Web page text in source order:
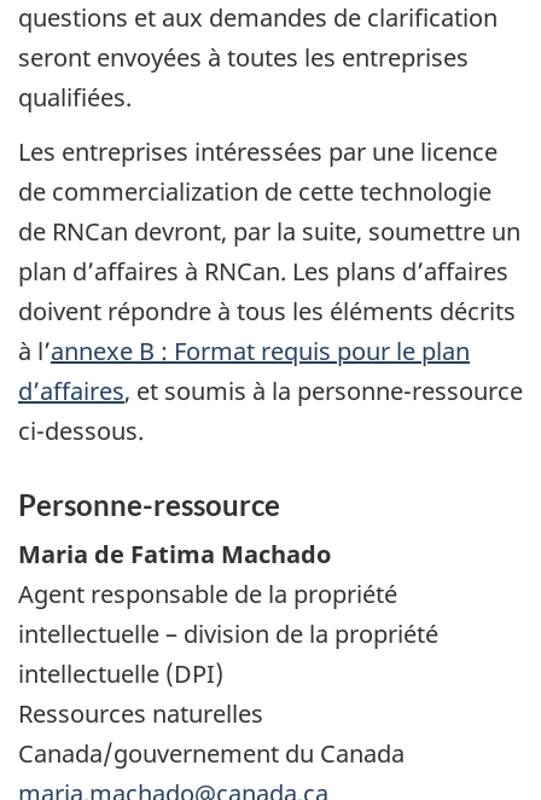
questions et aux demandes de clarification
seront envoyées à toutes les entreprises
qualifiées.
Les entreprises intéressées par une licence
de commercialization de cette technologie
de RNCan devront, par la suite, soumettre un
plan d’affaires à RNCan. Les plans d’affaires
doivent répondre à tous les éléments décrits
à l’annexe B : Format requis pour le plan
d’affaires, et soumis à la personne-ressource
ci-dessous.
Personne-ressource
Maria de Fatima Machado
Agent responsable de la propriété
intellectuelle – division de la propriété
intellectuelle (DPI)
Ressources naturelles
Canada/gouvernement du Canada
maria.machado@canada.ca